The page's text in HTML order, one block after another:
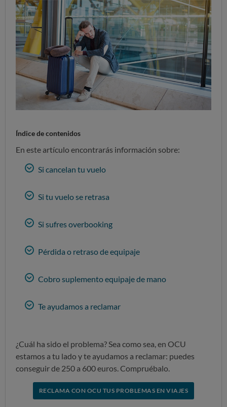
Índice de contenidos
En este artículo encontrarás información sobre:
Si cancelan tu vuelo
Si tu vuelo se retrasa
Si sufres overbooking
Pérdida o retraso de equipaje
Cobro suplemento equipaje de mano
Te ayudamos a reclamar
¿Cuál ha sido el problema? Sea como sea, en OCU
estamos a tu lado y te ayudamos a reclamar: puedes
conseguir de 250 a 600 euros. Compruébalo.
RECLAMA CON OCU TUS PROBLEMAS EN VIAJES